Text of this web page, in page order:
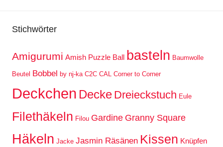
Stichwörter
Amigurumi Amish Puzzle Ball basteln Baumwolle
Beutel Bobbel by nj-ka C2C CAL Corner to Corner
Deckchen Decke Dreieckstuch Eule
Filethäkeln Filou Gardine Granny Square
Häkeln Jacke Jasmin Räsänen Kissen Knüpfen